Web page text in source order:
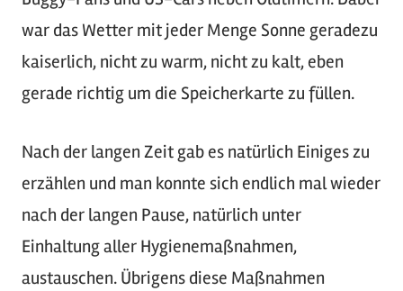
war das Wetter mit jeder Menge Sonne geradezu
kaiserlich, nicht zu warm, nicht zu kalt, eben
gerade richtig um die Speicherkarte zu füllen.
Nach der langen Zeit gab es natürlich Einiges zu
erzählen und man konnte sich endlich mal wieder
nach der langen Pause, natürlich unter
Einhaltung aller Hygienemaßnahmen,
austauschen. Übrigens diese Maßnahmen